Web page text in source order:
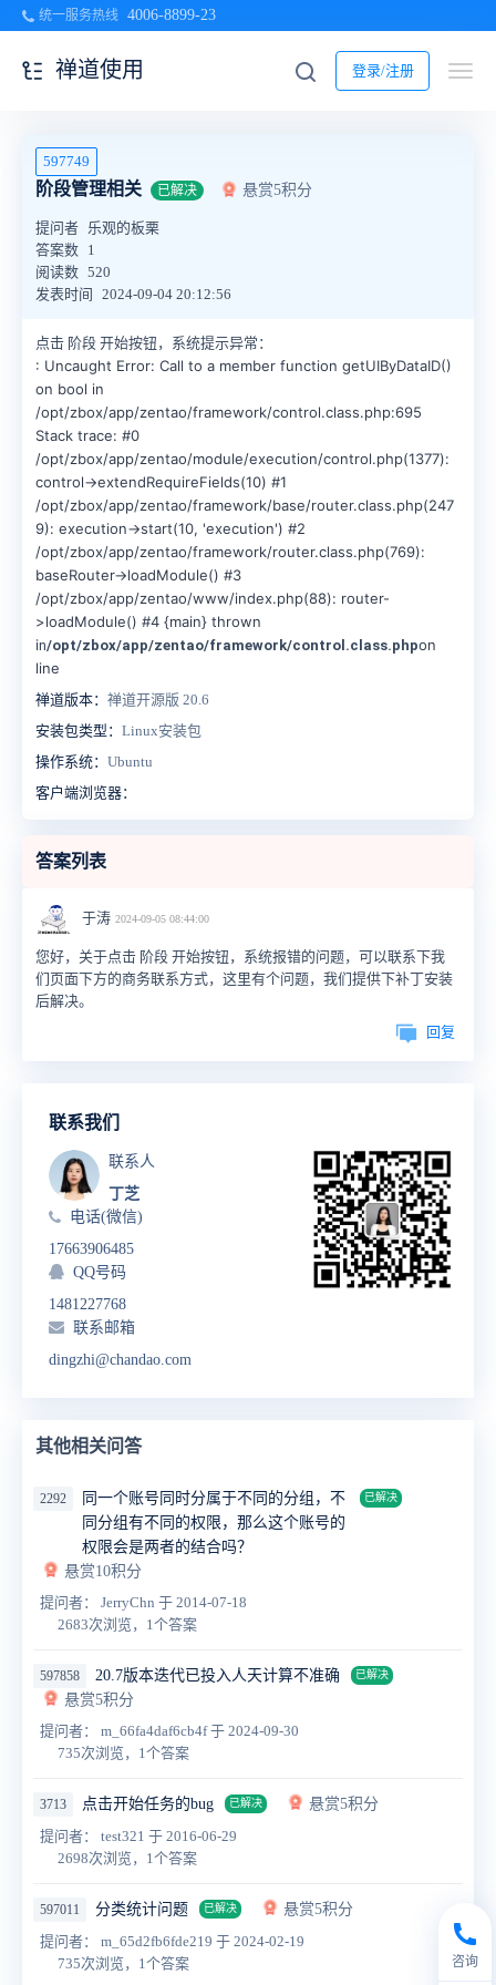
统一服务热线 4006-8899-23
登录/注册
禅道使用
597749
阶段管理相关 已解决 悬赏5积分
提问者 乐观的板栗
答案数 1
阅读数 520
发表时间
2024-09-04 20:12:56
点击 阶段 开始按钮，系统提示异常：
: Uncaught Error: Call to a member function getUIByDataID()
on bool in
/opt/zbox/app/zentao/framework/control.class.php:695
Stack trace: #0
/opt/zbox/app/zentao/module/execution/control.php(1377):
control->extendRequireFields(10) #1
/opt/zbox/app/zentao/framework/base/router.class.php(247
9): execution->start(10, 'execution') #2
/opt/zbox/app/zentao/framework/router.class.php(769):
baseRouter->loadModule() #3
/opt/zbox/app/zentao/www/index.php(88): router-
>loadModule() #4 {main} thrown
in/opt/zbox/app/zentao/framework/control.class.phpon
line
禅道版本： 禅道开源版 20.6
安装包类型： Linux安装包
操作系统： Ubuntu
客户端浏览器：
答案列表
于涛 2024-09-05 08:44:00
您好，关于点击 阶段 开始按钮，系统报错的问题，可以联系下我
们页面下方的商务联系方式，这里有个问题，我们提供下补丁安装
后解决。
回复
联系我们
联系人
丁芝
电话(微信)
17663906485
QQ号码
1481227768
联系邮箱
dingzhi@chandao.com
其他相关问答
2292
同一个账号同时分属于不同的分组，不
同分组有不同的权限，那么这个账号的
权限会是两者的结合吗？
已解决
悬赏10积分
提问者： JerryChn 于 2014-07-18
2683次浏览，1个答案
597858 20.7版本迭代已投入人天计算不准确 已解决
悬赏5积分
提问者： m_66fa4daf6cb4f于 2024-09-30
735次浏览，1个答案
3713 点击开始任务的bug 已解决
悬赏5积分
提问者： test321 于 2016-06-29
2698次浏览，1个答案
597011 分类统计问题 已解决
悬赏5积分
提问者： m_65d2fb6fde219 于 2024-02-19
735次浏览，1个答案
咨询